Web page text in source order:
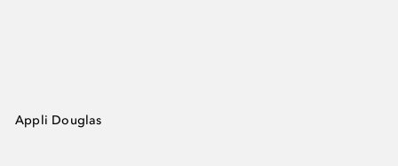
Appli Douglas